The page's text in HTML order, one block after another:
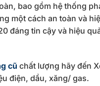
bao gồm hệ thống
một cách an toàn và
đáng tin cậy và hiệu
cũ chất lượng hãy đến
điện, dầu, xăng/ gas.